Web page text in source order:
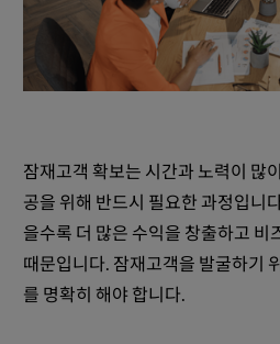
잠재고객 확보는 시간과 노력이 많
공을 위해 반드시 필요한 과정입니
을수록 더 많은 수익을 창출하고 비
때문입니다. 잠재고객을 발굴하기
를 명확히 해야 합니다.